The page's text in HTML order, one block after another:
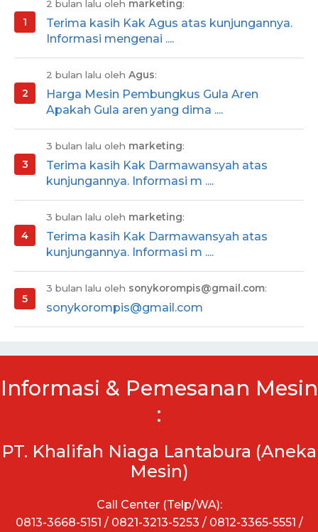
2 bulan lalu oleh marketing:
Terima kasih Kak Agus atas kunjungannya.
Informasi mengenai ....
2 bulan lalu oleh Agus:
Harga Mesin Pembungkus Gula Aren
Apakah Gula aren yang dima ....
3 bulan lalu oleh marketing:
Terima kasih Kak Darmawansyah atas
kunjungannya. Informasi m ....
3 bulan lalu oleh marketing:
Terima kasih Kak Darmawansyah atas
kunjungannya. Informasi m ....
3 bulan lalu oleh sonykorompis@gmail.com:
sonykorompis@gmail.com
Informasi & Pemesanan Mesin
:
PT. Khalifah Niaga Lantabura (Aneka
Mesin)
Call Center (Telp/WA):
0813-3668-5151 / 0821-3213-5253 / 0812-3365-5551 /